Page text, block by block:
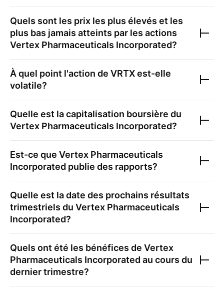
Quels sont les prix les plus élevés et les
plus bas jamais atteints par les actions
Vertex Pharmaceuticals Incorporated?
À quel point l'action de VRTXest-elle
volatile?
Quelle est la capitalisation boursière du
Vertex Pharmaceuticals Incorporated?
Est-ce que Vertex Pharmaceuticals
Incorporated publie des rapports?
Quelle est la date des prochains résultats
trimestriels du Vertex Pharmaceuticals
Incorporated?
Quels ont été les bénéfices de Vertex
Pharmaceuticals Incorporated au cours du
dernier trimestre?